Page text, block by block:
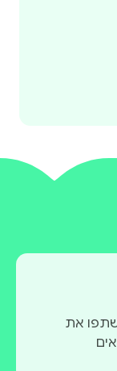
סֵפֶר הַקּוֹמִיקְס
שתפו את